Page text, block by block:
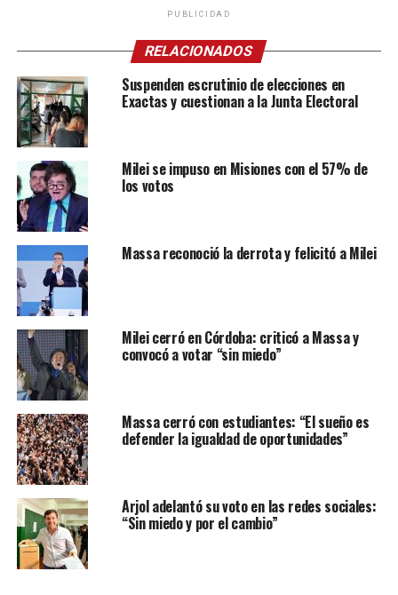
PUBLICIDAD
RELACIONADOS
Suspenden escrutinio de elecciones en
Exactas y cuestionan a la Junta Electoral
Milei se impuso en Misiones con el 57% de
los votos
Massa reconoció la derrota y felicitó a Milei
Milei cerró en Córdoba: criticó a Massa y
convocó a votar “sin miedo”
Massa cerró con estudiantes: “El sueño es
defender la igualdad de oportunidades”
Arjol adelantó su voto en las redes sociales:
“Sin miedo y por el cambio”